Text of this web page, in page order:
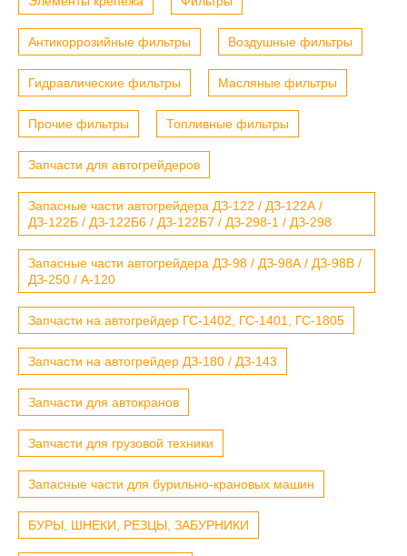
Антикоррозийные фильтры Воздушные фильтры
Гидравлические фильтры Масляные фильтры
Прочие фильтры Топливные фильтры
Запчасти для автогрейдеров
Запасные части автогрейдера ДЗ-122 / ДЗ-122А /
ДЗ-122Б / ДЗ-122Б6 / ДЗ-122Б7 / ДЗ-298-1 / ДЗ-298
Запасные части автогрейдера ДЗ-98 / ДЗ-98А / ДЗ-98В /
ДЗ-250 / А-120
Запчасти на автогрейдер ГС-1402, ГС-1401, ГС-1805
Запчасти на автогрейдер ДЗ-180 / ДЗ-143
Запчасти для автокранов
Запчасти для грузовой техники
Запасные части для бурильно-крановых машин
БУРЫ, ШНЕКИ, РЕЗЦЫ, ЗАБУРНИКИ